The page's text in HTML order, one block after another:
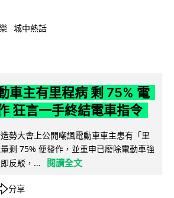
城中熱話
車主有里程病 剩 75% 電
狂言一手終結電車指令
勢大會上公開嘲諷電動車車主患有「里
剩 75% 便發作，並重申已廢除電動車強
反駁，...
閱讀全文
分享